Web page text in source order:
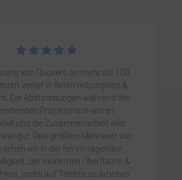
    
von Quovero an mehr als 100
verlief in Berlin reibungslos &
Die Abstimmungen während der
Projektphase waren
und die Zusammenarbeit aller
gut. Den größten Mehrwert von
sehen wir in der hervorragenden
der modernen Oberfläche &
mobil auf Tablets zu arbeiten.